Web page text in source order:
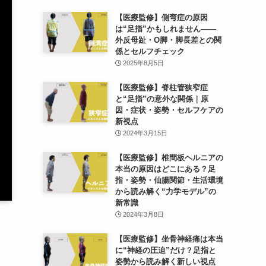
【医療監修】側弯症の原因
は“足指”かもしれません——
外反母趾・O脚・脚長差との関
係とセルフチェック
2025年8月5日
【医療監修】脊柱管狭窄症
と“足指”の意外な関係｜原
因・症状・姿勢・セルフケアの
新視点
2024年3月15日
【医療監修】椎間板ヘルニアの
本当の原因はどこにある？足
指・姿勢・仙腸関節・生活環境
から読み解く“力学モデル”の
新常識
2024年3月8日
【医療監修】坐骨神経痛は本当
に“神経の圧迫”だけ？足指と
姿勢から読み解く新しい視点